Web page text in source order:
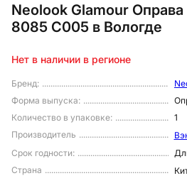
Neolook Glamour
8085 C005 в Вологде
Бренд:
Форма выпуска:
Количество в упаковке:
1
Производитель
Срок годности:
Страна
Нет в наличии в регионе